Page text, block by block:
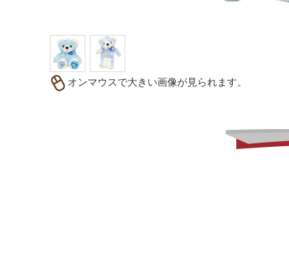
オンマウスで大きい画像が見られます。